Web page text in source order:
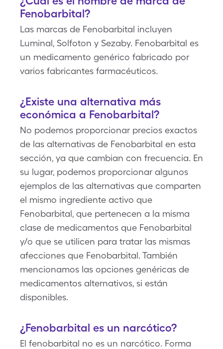
Fenobarbital?
Las marcas de Fenobarbital incluyen
Luminal, Solfoton y Sezaby. Fenobarbital es
un medicamento genérico fabricado por
varios fabricantes farmacéuticos.
¿Existe una alternativa más
económica a Fenobarbital?
No podemos proporcionar precios exactos
de las alternativas de Fenobarbital en esta
sección, ya que cambian con frecuencia. En
su lugar, podemos proporcionar algunos
ejemplos de las alternativas que comparten
el mismo ingrediente activo que
Fenobarbital, que pertenecen a la misma
clase de medicamentos que Fenobarbital
y/o que se utilicen para tratar las mismas
afecciones que Fenobarbital. También
mencionamos las opciones genéricas de
medicamentos alternativos, si están
disponibles.
¿Fenobarbital es un narcótico?
El fenobarbital no es un narcótico. Forma